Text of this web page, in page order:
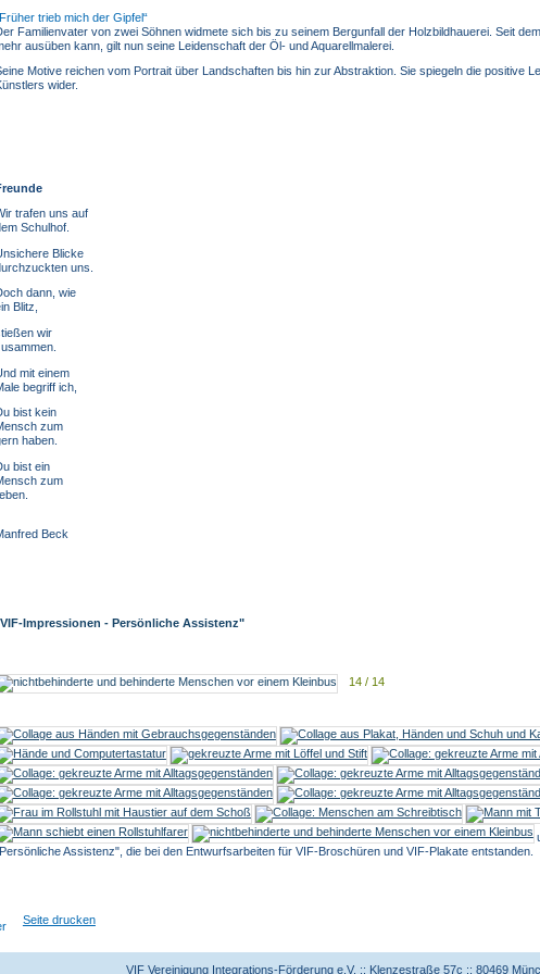
trieb mich der Gipfel
Familienvater von zwei Söhnen widmete sich bis zu seinem Bergunfall der Holzbildhauerei. Seit
ausüben kann, gilt nun seine Leidenschaft der Öl- und Aquarellmalerei.
Motive reichen vom Portrait über Landschaften bis hin zur Abstraktion. Sie spiegeln die positive
wider.
trafen uns auf
Schulhof.
Blicke
uns.
dann, wie
Blitz,
wir
mit einem
begriff ich,
bist kein
zum
haben.
bist ein
zum
Beck
Impressionen - Persönliche Assistenz"
14 / 14
Assistenz", die bei den Entwurfsarbeiten für VIF-Broschüren und VIF-Plakate entstanden.
Seite drucken
VIF Vereinigung Integrations-Förderung e.V. :: Klenzestraße 57c :: 80469